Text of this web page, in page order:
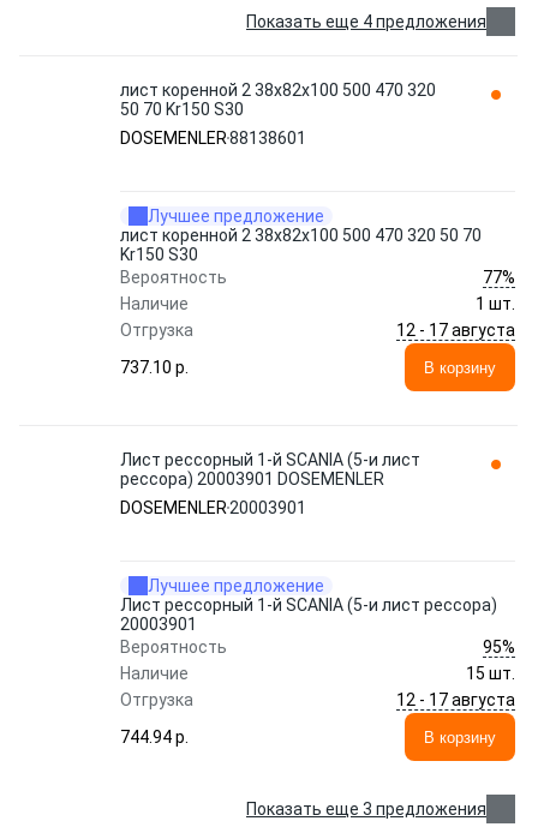
Показать еще 4 предложения
лист коренной 2 38x82x100 500 470 320
50 70 Kr150 S30
DOSEMENLER88138601
Лучшее предложение
лист коренной 2 38x82x100 500 470 320 50 70
Kr150 S30
Вероятность
77%
Наличие
1 шт.
Отгрузка
12 - 17 августа
737.10 p.
В корзину
Лист рессорный 1-й SCANIA (5-и лист
рессора) 20003901 DOSEMENLER
DOSEMENLER 20003901
Лучшее предложение
Лист рессорный 1-й SCANIA (5-и лист рессора)
20003901
Вероятность
95%
Наличие
15 шт.
Отгрузка
12 - 17 августа
744.94 p.
В корзину
Показать еще 3 предложения